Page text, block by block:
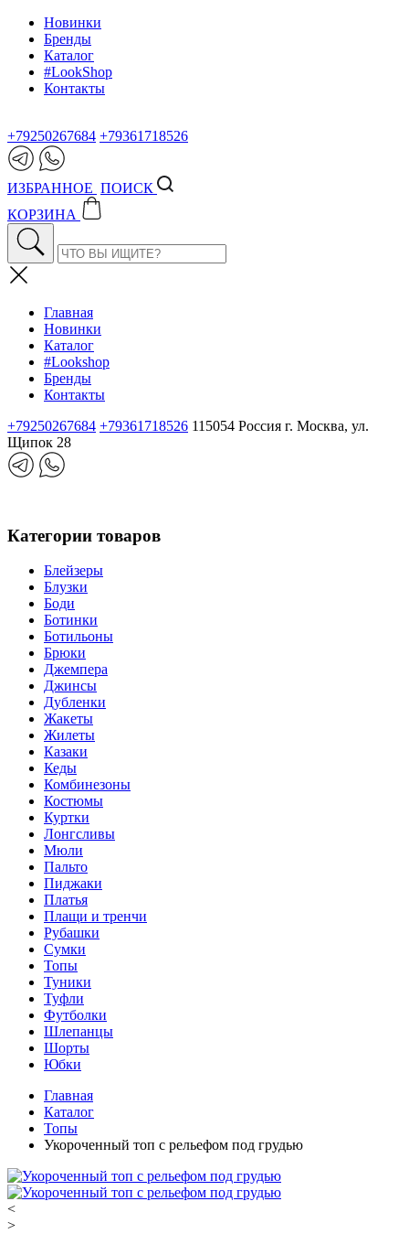
Новинки
Бренды
Каталог
#LookShop
Контакты
+79250267684 +79361718526
ИЗБРАННОЕ ПОИСК
КОРЗИНА
Главная
Новинки
Каталог
#Lookshop
Бренды
Контакты
+79250267684 +79361718526 115054 Россия г. Москва, ул.
Щипок 28
Категории товаров
Блейзеры
Блузки
Боди
Ботинки
Ботильоны
Брюки
Джемпера
Джинсы
Дубленки
Жакеты
Жилеты
Казаки
Кеды
Комбинезоны
Костюмы
Куртки
Лонгсливы
Мюли
Пальто
Пиджаки
Платья
Плащи и тренчи
Рубашки
Сумки
Топы
Туники
Туфли
Футболки
Шлепанцы
Шорты
Юбки
Главная
Каталог
Топы
Укороченный топ с рельефом под грудью
<
>